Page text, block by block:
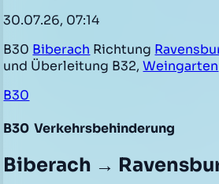
30.07.26, 07:14
B30 Biberach Richtung
und Überleitung B32,Weingarten
B30
B30 Verkehrsbehinderung
Biberach →